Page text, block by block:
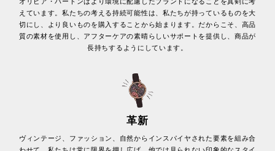
えています。私たちの考える持続可能性は、私たちが持っているものを大
切にし、より良いものを購入することから始まります。だからこそ、高品
質の素材を使用し、アフターケアの素晴らしいサポートを提供し、商品が
長持ちするようにしています。
革新
ヴィンテージ、ファッション、自然からインスパイヤされた要素を組み合
わせて、私たちは常に限界を押し広げ、他では見られない印象的なスタイ